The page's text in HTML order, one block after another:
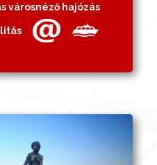
városnéző hajózás